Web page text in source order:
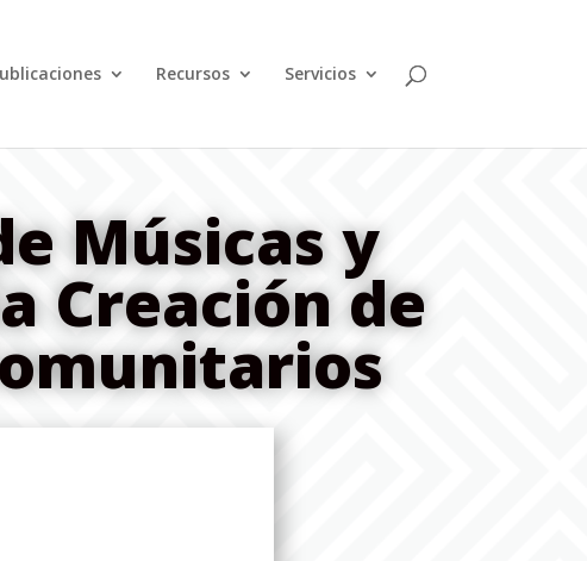
Recursos Servicios
Músicas y
Creación de